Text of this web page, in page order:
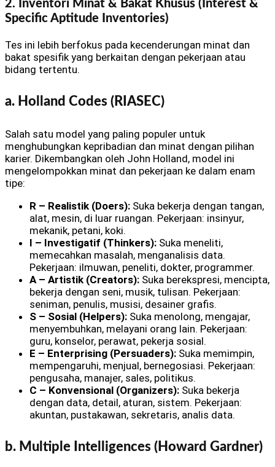
2. Inventori Minat & Bakat Khusus (Interest &
Specific Aptitude Inventories)
Tes ini lebih berfokus pada kecenderungan minat dan
bakat spesifik yang berkaitan dengan pekerjaan atau
bidang tertentu.
a. Holland Codes (RIASEC)
Salah satu model yang paling populer untuk
menghubungkan kepribadian dan minat dengan pilihan
karier. Dikembangkan oleh John Holland, model ini
mengelompokkan minat dan pekerjaan ke dalam enam
tipe:
R – Realistik (Doers): Suka bekerja dengan tangan,
alat, mesin, di luar ruangan. Pekerjaan: insinyur,
mekanik, petani, koki.
I – Investigatif (Thinkers): Suka meneliti,
memecahkan masalah, menganalisis data.
Pekerjaan: ilmuwan, peneliti, dokter, programmer.
A – Artistik (Creators): Suka berekspresi, mencipta,
bekerja dengan seni, musik, tulisan. Pekerjaan:
seniman, penulis, musisi, desainer grafis.
S – Sosial (Helpers): Suka menolong, mengajar,
menyembuhkan, melayani orang lain. Pekerjaan:
guru, konselor, perawat, pekerja sosial.
E – Enterprising (Persuaders): Suka memimpin,
mempengaruhi, menjual, bernegosiasi. Pekerjaan:
pengusaha, manajer, sales, politikus.
C – Konvensional (Organizers): Suka bekerja
dengan data, detail, aturan, sistem. Pekerjaan:
akuntan, pustakawan, sekretaris, analis data.
b. Multiple Intelligences (Howard Gardner)